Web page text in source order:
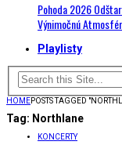
Pohoda 2026
Výnimočnú
Playlisty
HOMEPOSTS TAGGED
Tag: Northlane
KONCERTY